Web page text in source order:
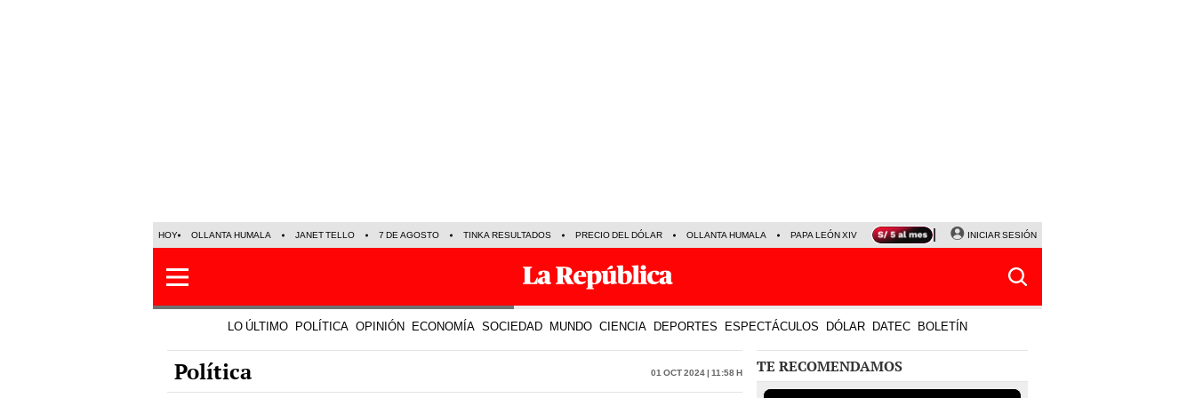
HOY OLLANTA HUMALA JANET TELLO 7 DE AGOSTO TINKA RESULTADOS PRECIO DEL DÓLAR OLLANTA HUMALA PAPA LEÓN XIV NALDY SALDAÑA LA BELLA LUZ
INICIAR SESIÓN
LO ÚLTIMO POLÍTICA OPINIÓN ECONOMÍA SOCIEDAD MUNDO CIENCIA DEPORTES ESPECTÁCULOS DÓLAR DATEC BOLETÍN
Política 01 Oct 2024 | 11:58 h TE RECOMENDAMOS